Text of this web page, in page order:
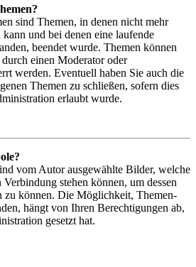
sind Themen, in denen nicht mehr
und bei denen eine laufende
beendet wurde. Themen können
einen Moderator oder
werden. Eventuell haben Sie auch die
Themen zu schließen, sofern dies
erlaubt wurde.
vom Autor ausgewählte Bilder, welche
stehen können, um dessen
zu können. Die Möglichkeit, Themen-
hängt von Ihren Berechtigungen ab,
gesetzt hat.